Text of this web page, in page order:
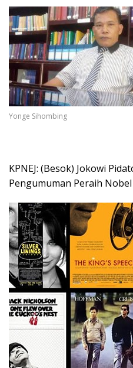
Yonge Sihombing
KPNEJ: (Besok) Jokowi
Pengumuman Peraih